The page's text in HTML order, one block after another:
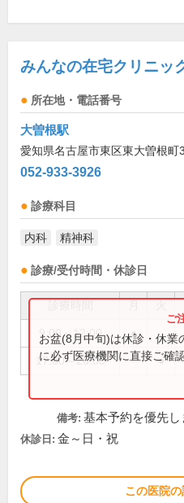
みんなの在宅クリニッ
所在地・電話番号
大曽根駅
愛知県名古屋市東区東大曽根町
052-933-3926
診療科目
内科 精神科
診療/受付時間・休診日
9:00～12:00 ●
17:00～20:00 ●
お盆(8月中旬)は休診・休業
に必ず医療機関に直接ご確
備考: 基本予約を優先し
休診日: 金～日・祝
この医院